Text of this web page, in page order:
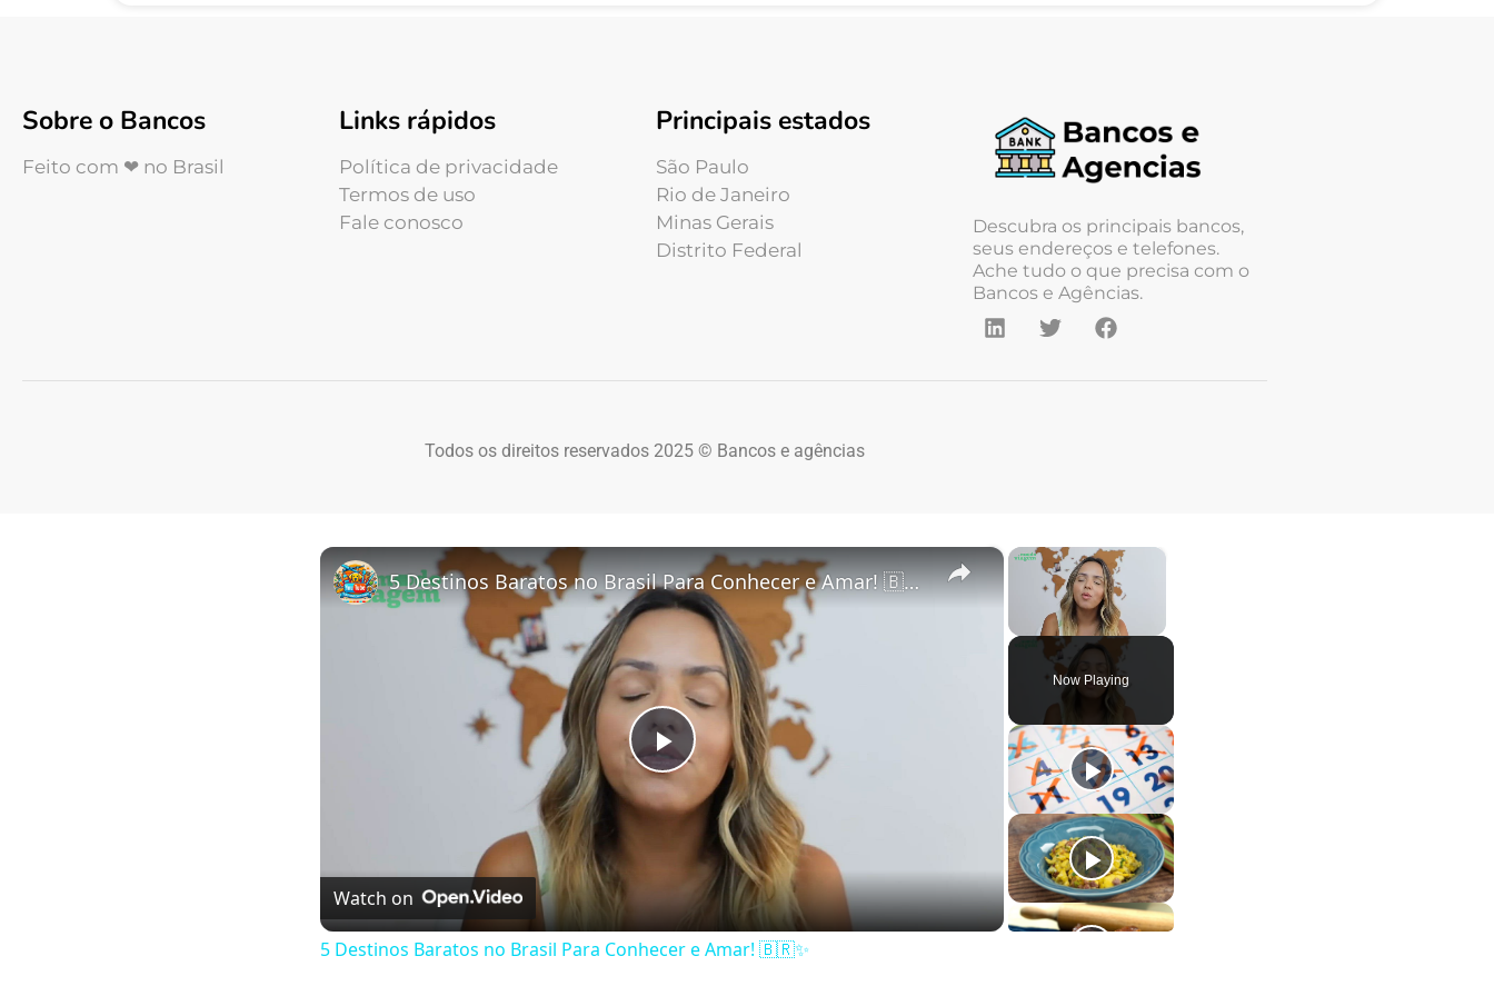
Sobre o Bancos
Feito com ❤ no Brasil
Links rápidos
Política de privacidade
Termos de uso
Fale conosco
Principais estados
São Paulo
Rio de Janeiro
Minas Gerais
Distrito Federal
Descubra os principais bancos,
seus endereços e telefones.
Ache tudo o que precisa com o
Bancos e Agências.
Todos os direitos reservados 2025 © Bancos e agências
×
Unmute
Now Playing
×
Play Video
5 Destinos Baratos no Brasil Para Conhecer e Amar! 🇧🇷✨
Watch on
5 Destinos Baratos no Brasil Para Conhecer e Amar! 🇧🇷✨